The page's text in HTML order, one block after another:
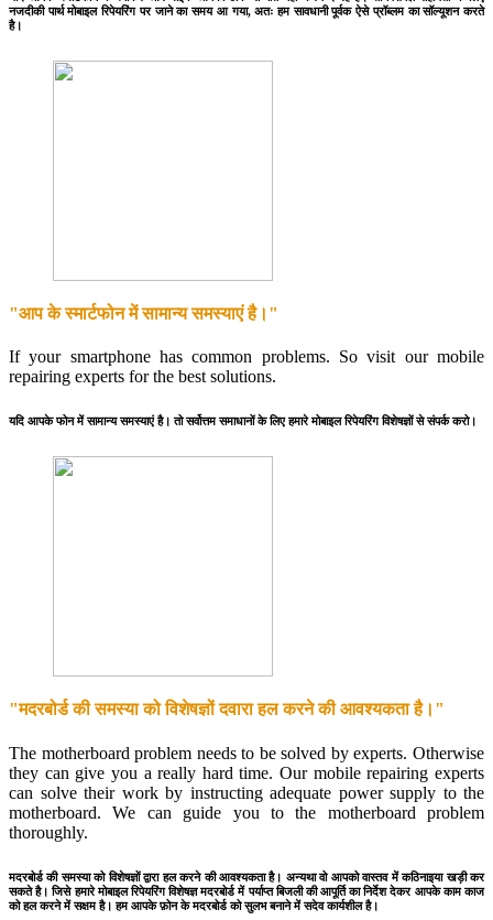
नजदीकी पार्थ मोबाइल रिपेयरिंग पर जाने का समय आ गया, अतः हम सावधानी पूर्वक ऐसे प्रॉब्लम का सॉल्यूशन करते
है।
"आप के स्मार्टफोन में सामान्य समस्याएं है।"
If your smartphone has common problems. So visit our mobile
repairing experts for the best solutions.
यदि आपके फोन में सामान्य समस्याएं है। तो सर्वोत्तम समाधानों के लिए हमारे मोबाइल रिपेयरिंग विशेषज्ञों से संपर्क करो।
"मदरबोर्ड की समस्या को विशेषज्ञों दवारा हल करने की आवश्यकता है।"
The motherboard problem needs to be solved by experts. Otherwise
they can give you a really hard time. Our mobile repairing experts
can solve their work by instructing adequate power supply to the
motherboard. We can guide you to the motherboard problem
thoroughly.
मदरबोर्ड की समस्या को विशेषज्ञों द्वारा हल करने की आवश्यकता है। अन्यथा वो आपको वास्तव में कठिनाइया खड़ी कर
सकते है। जिसे हमारे मोबाइल रिपेयरिंग विशेषज्ञ मदरबोर्ड में पर्याप्त बिजली की आपूर्ति का निर्देश देकर आपके काम काज
को हल करने में सक्षम है। हम आपके फ़ोन के मदरबोर्ड को सुलभ बनाने में सदेव कार्यशील है।